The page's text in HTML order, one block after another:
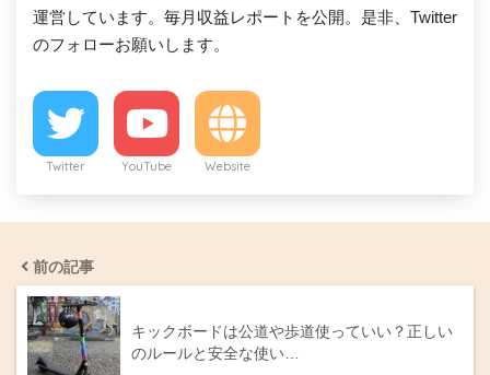
運営しています。毎月収益レポートを公開。是非、Twitter
のフォローお願いします。
Twitter YouTube Website
前の記事
キックボードは公道や歩道使っていい？正しい
のルールと安全な使い…